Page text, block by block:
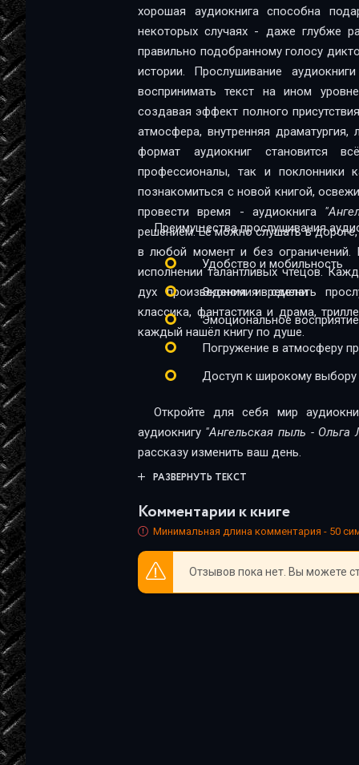
angelskaja-pyl-14-
angelskaja-pyl-15-
angelskaja-pyl-16-
angelskaja-pyl-17-
angelskaja-pyl-18-
angelskaja-pyl-19-
angelskaja-pyl-21-
angelskaja-pyl-22-
angelskaja-pyl-23-
angelskaja-pyl-24-
angelskaja-pyl-26-ehpilog
хорошая аудиокнига способна
некоторых случаях - даже глубже
правильно подобранному голосу
истории. Прослушивание аудиокниги
воспринимать текст на ином
создавая эффект полного
атмосфера, внутренняя
формат аудиокниг становится
профессионалы, так и поклонники качественной
познакомиться с новой книгой,
провести время - аудиокнига
решением. Её можно слушать в
в любой момент и без ограничений.
исполнении талантливых чтецов.
дух произведения и сделать
классика, фантастика и драма,
каждый нашёл книгу по душе.
Преимущества прослушивания
Удобство и мобильность
Экономия времени
Эмоциональное восприятие
Погружение в атмосферу
Доступ к широкому выбору
Откройте для себя мир
аудиокнигу "Ангельская пыль - Ольга
рассказу изменить ваш день.
РАЗВЕРНУТЬ ТЕКСТ
Комментарии к книге
Минимальная длина комментария - 50
Отзывов пока нет. Вы можете